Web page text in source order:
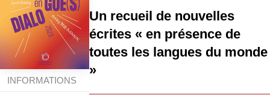
INFORMATIONS
Un recueil de nouvelles
écrites « en présence de
toutes les langues du monde
»